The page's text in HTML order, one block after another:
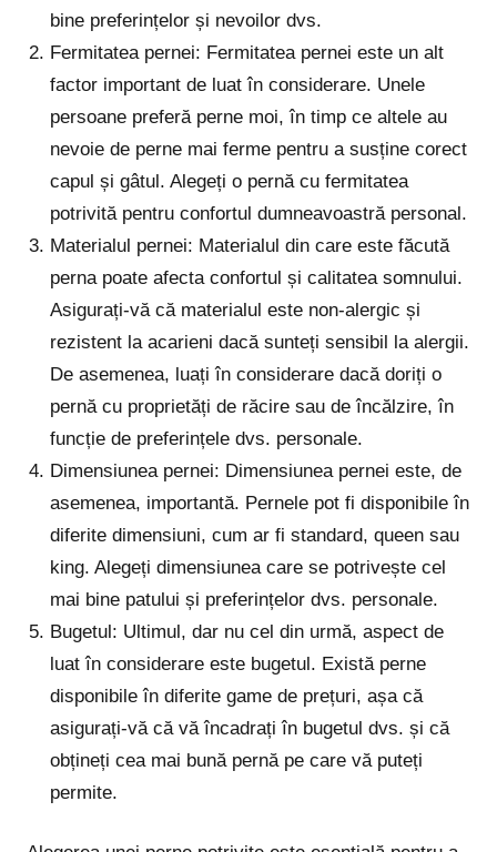
bine preferințelor și nevoilor dvs.
Fermitatea pernei: Fermitatea pernei este un alt
factor important de luat în considerare. Unele
persoane preferă perne moi, în timp ce altele au
nevoie de perne mai ferme pentru a susține corect
capul și gâtul. Alegeți o pernă cu fermitatea
potrivită pentru confortul dumneavoastră personal.
Materialul pernei: Materialul din care este făcută
perna poate afecta confortul și calitatea somnului.
Asigurați-vă că materialul este non-alergic și
rezistent la acarieni dacă sunteți sensibil la alergii.
De asemenea, luați în considerare dacă doriți o
pernă cu proprietăți de răcire sau de încălzire, în
funcție de preferințele dvs. personale.
Dimensiunea pernei: Dimensiunea pernei este, de
asemenea, importantă. Pernele pot fi disponibile în
diferite dimensiuni, cum ar fi standard, queen sau
king. Alegeți dimensiunea care se potrivește cel
mai bine patului și preferințelor dvs. personale.
Bugetul: Ultimul, dar nu cel din urmă, aspect de
luat în considerare este bugetul. Există perne
disponibile în diferite game de prețuri, așa că
asigurați-vă că vă încadrați în bugetul dvs. și că
obțineți cea mai bună pernă pe care vă puteți
permite.